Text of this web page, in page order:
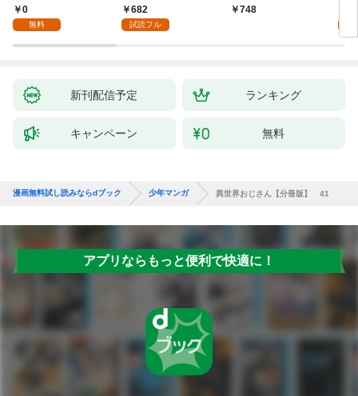
り！？(1)
0
無料
682
試読フル
づくりを（コミック）
748
る
新刊配信予定 ランキング
キャンペーン 無料
漫画無料試し読みならdブック 少年マンガ 異世界おじさん【分冊版】 41
アプリならもっと便利で快適に！